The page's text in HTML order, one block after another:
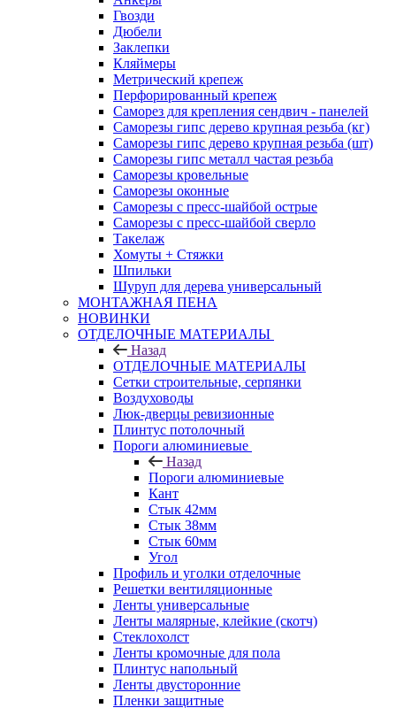
Гвозди
Дюбели
Заклепки
Кляймеры
Метрический крепеж
Перфорированный крепеж
Саморез для крепления сендвич - панелей
Саморезы гипс дерево крупная резьба (кг)
Саморезы гипс дерево крупная резьба (шт)
Саморезы гипс металл частая резьба
Саморезы кровельные
Саморезы оконные
Саморезы с пресс-шайбой острые
Саморезы с пресс-шайбой сверло
Такелаж
Хомуты + Стяжки
Шпильки
Шуруп для дерева универсальный
МОНТАЖНАЯ ПЕНА
НОВИНКИ
ОТДЕЛОЧНЫЕ МАТЕРИАЛЫ
Назад
ОТДЕЛОЧНЫЕ МАТЕРИАЛЫ
Сетки строительные, серпянки
Воздуховоды
Люк-дверцы ревизионные
Плинтус потолочный
Пороги алюминиевые
Назад
Пороги алюминиевые
Кант
Стык 42мм
Стык 38мм
Стык 60мм
Угол
Профиль и уголки отделочные
Решетки вентиляционные
Ленты универсальные
Ленты малярные, клейкие (скотч)
Стеклохолст
Ленты кромочные для пола
Плинтус напольный
Ленты двусторонние
Пленки защитные